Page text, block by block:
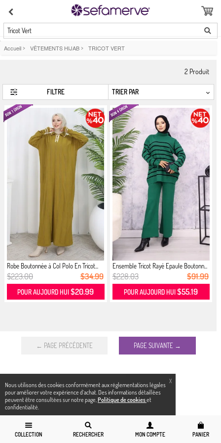
X
Nous utilisons des cookies conformément aux réglementations légales
pour améliorer votre expérience d`achat. Des informations détaillées
peuvent être consultées sur notre page,Politique de cookieset
confidentialité.
Tricot Vert
COLLECTION RECHERCHER MON COMPTE PANIER
Accueil > VÊTEMENTS HIJAB > TRICOT VERT
2 Produit
FILTRE
Robe Boutonnée à Col Polo En Tricot...
$223.00 $34.99
POUR AUJOURD HUI$20.99
Ensemble Tricot Rayé Epaule Boutonn...
$228.03 $91.99
POUR AUJOURD HUI$55.19
← PAGE PRÉCÉDENTE PAGE SUIVANTE →